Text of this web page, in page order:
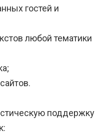
гостей и
любой тематики
поддержку